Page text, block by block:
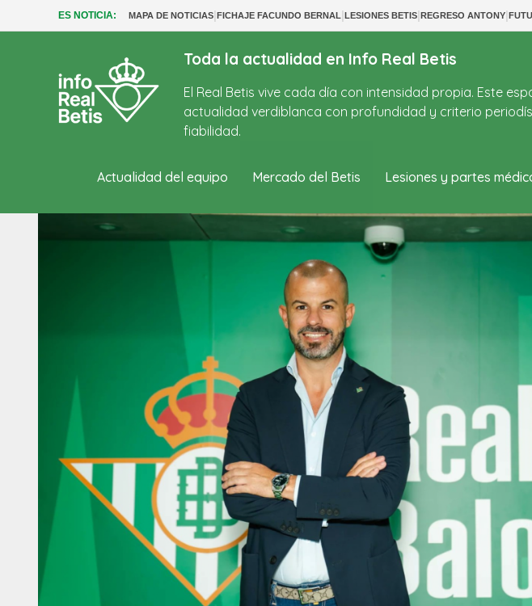
ES NOTICIA: MAPA DE NOTICIAS|FICHAJE FACUNDO BERNAL|LESIONES BETIS|REGRESO ANTONY|
Toda la actualidad en Info Real Betis
El Real Betis vive cada día con intensidad propia. Este
actualidad verdiblanca con profundidad y criterio
fiabilidad.
Actualidad del equipo Mercado del Betis Lesiones y partes